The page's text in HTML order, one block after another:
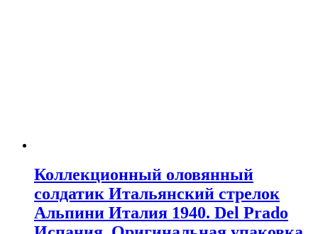
Коллекционный оловянный
солдатик Итальянский стрелок
Альпини Италия 1940. Del Prado